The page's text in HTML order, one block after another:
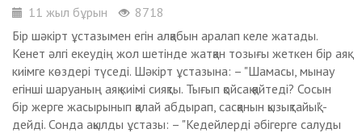
11 жыл бұрын
8718
Бір шәкірт ұстазымен егін алқабын аралап келе жатады.
Кенет әлгі екеудің жол шетінде жатқан тозығы жеткен бір аяқ
киімге көздері түседі. Шәкірт ұстазына: – "Шамасы, мынау
егінші шаруаның аяқ киімі сияқты. Тығып қойсақ қайтеді? Сосын
бір жерге жасырынып қалай абдырап, сасқанын қызықтайық" -
дейді. Сонда ақылды ұстазы: – "Кедейлерді әбігерге салуды